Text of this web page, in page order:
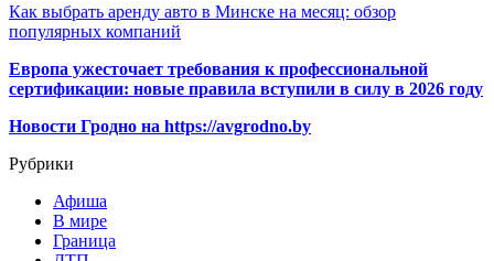
Как выбрать аренду авто в Минске на месяц: обзор
популярных компаний
Европа ужесточает требования к профессиональной
сертификации: новые правила вступили в силу в 2026 году
Новости Гродно на https://avgrodno.by
Рубрики
Афиша
В мире
Граница